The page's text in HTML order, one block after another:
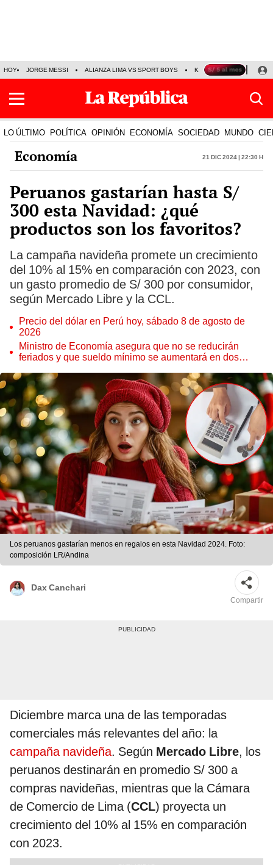
HOY JORGE MESSI ALIANZA LIMA VS SPORT BOYS KENJI FUJIMORI
LO ÚLTIMO POLÍTICA OPINIÓN ECONOMÍA SOCIEDAD MUNDO
Economía 21 Dic 2024 | 22:30 h
Peruanos gastarían hasta S/
300 esta Navidad: ¿qué
productos son los favoritos?
La campaña navideña promete un crecimiento
del 10% al 15% en comparación con 2023, con
un gasto promedio de S/ 300 por consumidor,
según Mercado Libre y la CCL.
Precio del dólar en Perú hoy, sábado 8 de agosto de
2026
Ministro de Economía asegura que no se reducirán
feriados y que sueldo mínimo se aumentará en dos
Los peruanos gastarían menos en regalos en esta Navidad 2024. Foto:
composición LR/Andina
Dax Canchari
Compartir
Diciembre marca una de las temporadas
comerciales más relevantes del año: la
campaña navideña. Según Mercado Libre, los
peruanos destinarán en promedio S/ 300 a
compras navideñas, mientras que la Cámara
de Comercio de Lima (CCL) proyecta un
crecimiento del 10% al 15% en comparación
con 2023.